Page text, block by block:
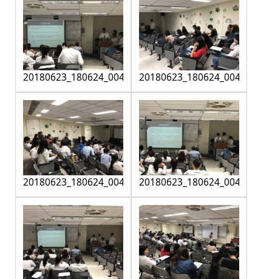
20180623_180624_0042 20180623_180624_0043
20180623_180624_0044 20180623_180624_0045